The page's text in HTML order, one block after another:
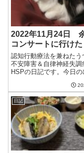
2022年11月24日
コンサートに行けた
認知行動療法を兼ねたう
不安障害＆自律神経失調
HSPの日記です。今日の
あるけど全体的にはいい
暖かかった。11月の終
に20度を超える天気とい
ちょっと高すぎる気も
あ、寒すぎる...
日記